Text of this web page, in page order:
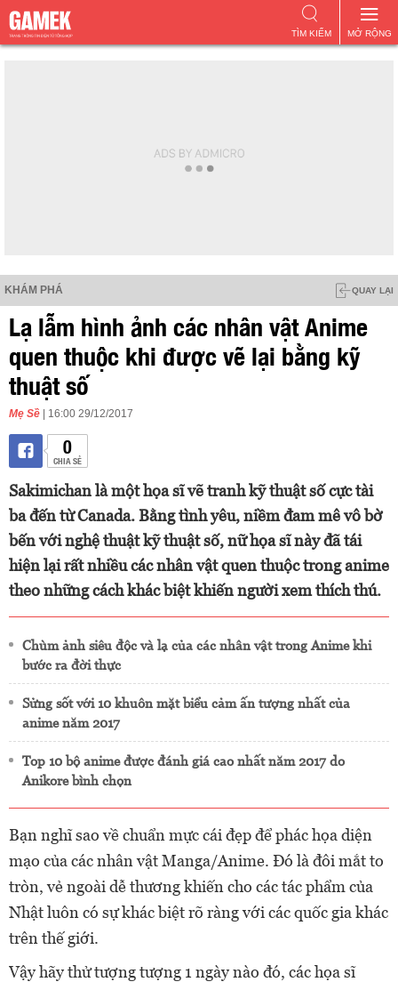
MỞ RỘNG
TÌM KIẾM
KHÁM PHÁ QUAY LẠI
Lạ lẫm hình ảnh các nhân vật Anime
quen thuộc khi được vẽ lại bằng kỹ
thuật số
Mẹ Sề | 16:00 29/12/2017
0
CHIA SẺ
Sakimichan là một họa sĩ vẽ tranh kỹ thuật số cực tài
ba đến từ Canada. Bằng tình yêu, niềm đam mê vô bờ
bến với nghệ thuật kỹ thuật số, nữ họa sĩ này đã tái
hiện lại rất nhiều các nhân vật quen thuộc trong anime
theo những cách khác biệt khiến người xem thích thú.
Chùm ảnh siêu độc và lạ của các nhân vật trong Anime khi
bước ra đời thực
Sửng sốt với 10 khuôn mặt biểu cảm ấn tượng nhất của
anime năm 2017
Top 10 bộ anime được đánh giá cao nhất năm 2017 do
Anikore bình chọn
Bạn nghĩ sao về chuẩn mực cái đẹp để phác họa diện
mạo của các nhân vật Manga/Anime. Đó là đôi mắt to
tròn, vẻ ngoài dễ thương khiến cho các tác phẩm của
Nhật luôn có sự khác biệt rõ ràng với các quốc gia khác
trên thế giới.
Vậy hãy thử tượng tượng 1 ngày nào đó, các họa sĩ